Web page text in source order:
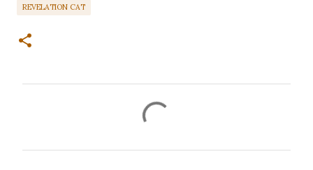
REVELATION CAT